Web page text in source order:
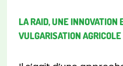
LA RAID, UNE INNOVATION
VULGARISATION AGRICOLE